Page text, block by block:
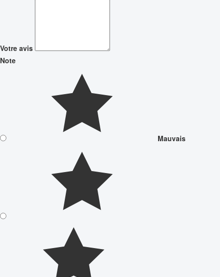
Votre avis
Note
Mauvais